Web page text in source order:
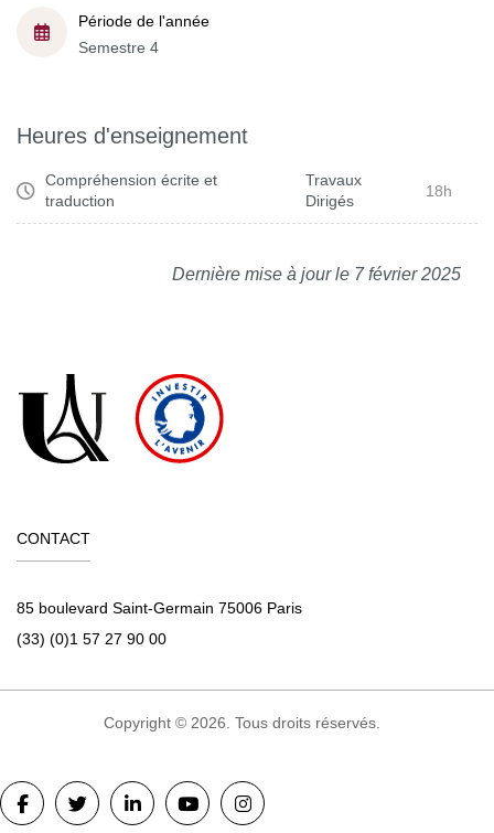
Période de l'année
Semestre 4
Heures d'enseignement
Compréhension écrite et
traduction
Travaux
Dirigés
18h
Dernière mise à jour le 7 février 2025
CONTACT
85 boulevard Saint-Germain 75006 Paris
(33) (0)1 57 27 90 00
Copyright © 2026. Tous droits réservés.